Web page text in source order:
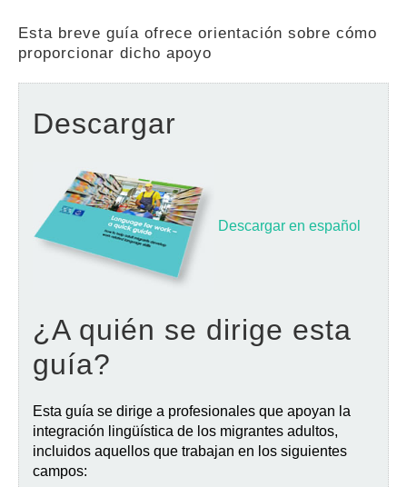
Esta breve guía ofrece orientación sobre cómo
proporcionar dicho apoyo
Descargar
Descargar en español
¿A quién se dirige esta
guía?
Esta guía se dirige a profesionales que apoyan la
integración lingüística de los migrantes adultos,
incluidos aquellos que trabajan en los siguientes
campos: